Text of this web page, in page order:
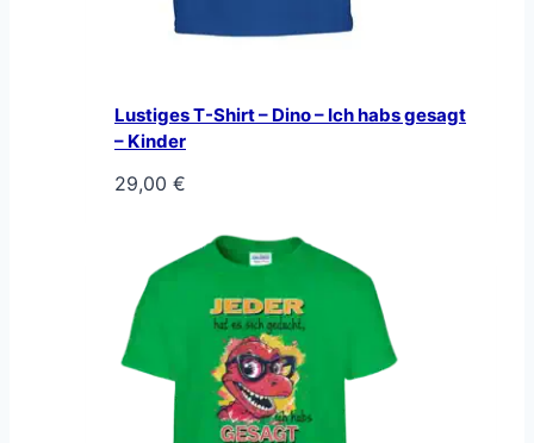
Lustiges T-Shirt – Dino – Ich habs gesagt
– Kinder
29,00 €